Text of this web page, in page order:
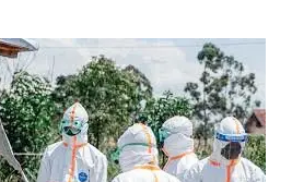
कां
गो
में
इ
बो
ला